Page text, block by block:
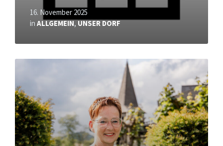
16. November 2025
in ALLGEMEIN,UNSER DORF
Mehr